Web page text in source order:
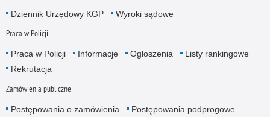
Dziennik Urzędowy KGP Wyroki sądowe
Praca w Policji
Praca w Policji Informacje Ogłoszenia
Listy rankingowe
Rekrutacja
Zamówienia publiczne
Postępowania o zamówienia
Postępowania podprogowe